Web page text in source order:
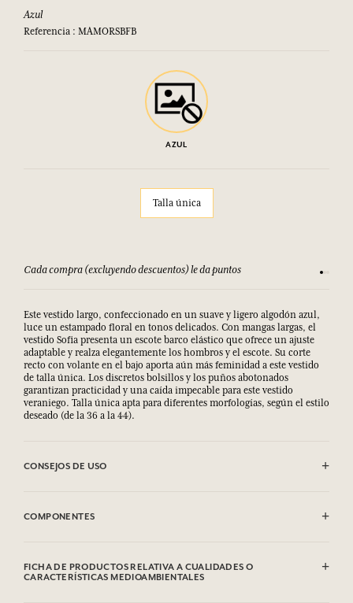
Azul
Referencia : MAMORSBFB
AZUL
Talla única
Cada compra (excluyendo descuentos) le da puntos
Este vestido largo, confeccionado en un suave y ligero algodón azul,
luce un estampado floral en tonos delicados. Con mangas largas, el
vestido Sofia presenta un escote barco elástico que ofrece un ajuste
adaptable y realza elegantemente los hombros y el escote. Su corte
recto con volante en el bajo aporta aún más feminidad a este vestido
de talla única. Los discretos bolsillos y los puños abotonados
garantizan practicidad y una caída impecable para este vestido
veraniego. Talla única apta para diferentes morfologías, según el estilo
deseado (de la 36 a la 44).
CONSEJOS DE USO
COMPONENTES
FICHA DE PRODUCTOS RELATIVA A CUALIDADES O
CARACTERÍSTICAS MEDIOAMBIENTALES